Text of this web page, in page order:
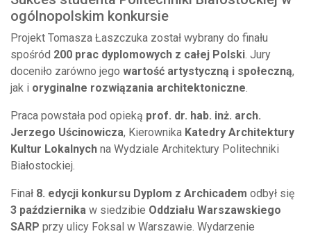
ogólnopolskim konkursie
Projekt Tomasza Łaszczuka został wybrany do finału
spośród 200 prac dyplomowych z całej Polski . Jury
doceniło zarówno jego wartość artystyczną i społeczną,
jak i oryginalne rozwiązania architektoniczne
Praca powstała pod opieką prof. dr. hab. inż. arch.
Jerzego Uścinowicza, Kierownika Katedry Architektury
Kultur Lokalnych na Wydziale Architektury Politechniki
Białostockiej.
Finał 8. edycji konkursu Dyplom z Archicadem odbył się
3 października w siedzibie Oddziału Warszawskiego
SARP przy ulicy Foksal w Warszawie. Wydarzenie